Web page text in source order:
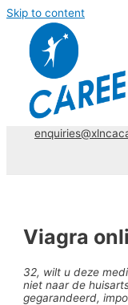
Skip to content
Viagra
32, wilt u deze
niet naar de
gegarandeerd,